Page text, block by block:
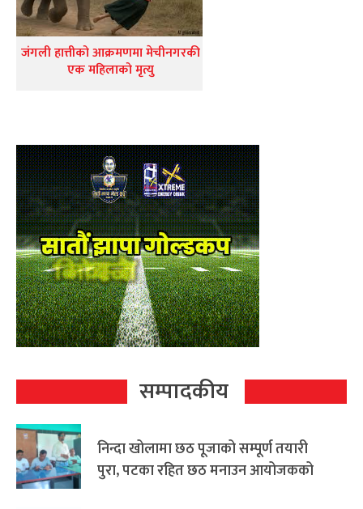
जंगली हात्तीको आक्रमणमा मेचीनगरकी
एक महिलाको मृत्यु
सम्पादकीय
निन्दा खोलामा छठ पूजाको सम्पूर्ण तयारी
पुरा, पटका रहित छठ मनाउन आयोजकको